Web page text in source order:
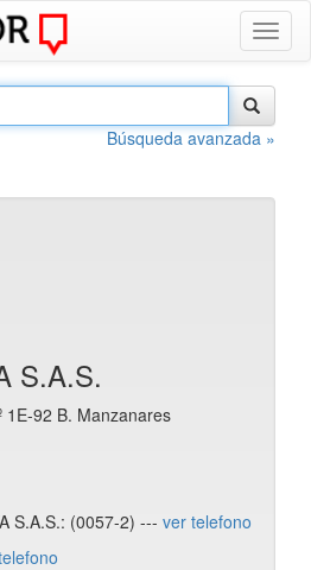
Búsqueda avanzada »
S.A.S.
1E-92 B. Manzanares
S.A.S.: (0057-2) --- ver telefono